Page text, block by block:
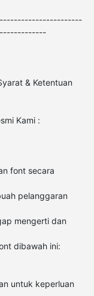
& Ketentuan
Kami :
font secara
pelanggaran
mengerti dan
dibawah ini:
untuk keperluan